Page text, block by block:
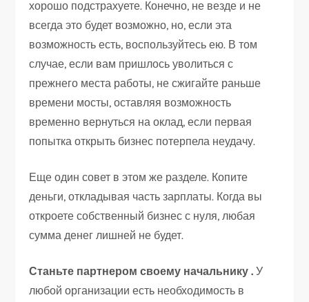
хорошо подстрахуете. Конечно, не везде и не
всегда это будет возможно, но, если эта
возможность есть, воспользуйтесь ею. В том
случае, если вам пришлось уволиться с
прежнего места работы, не сжигайте раньше
времени мосты, оставляя возможность
временно вернуться на оклад, если первая
попытка открыть бизнес потерпела неудачу.
Еще один совет в этом же разделе. Копите
деньги, откладывая часть зарплаты. Когда вы
откроете собственный бизнес с нуля, любая
сумма денег лишней не будет.
Станьте партнером своему начальнику .У
любой организации есть необходимость в